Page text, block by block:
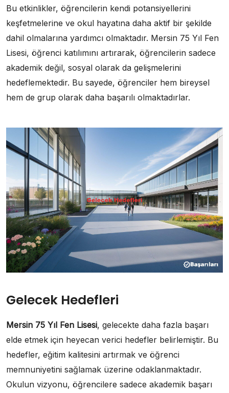
Bu etkinlikler, öğrencilerin kendi potansiyellerini
keşfetmelerine ve okul hayatına daha aktif bir şekilde
dahil olmalarına yardımcı olmaktadır. Mersin 75 Yıl Fen
Lisesi, öğrenci katılımını artırarak, öğrencilerin sadece
akademik değil, sosyal olarak da gelişmelerini
hedeflemektedir. Bu sayede, öğrenciler hem bireysel
hem de grup olarak daha başarılı olmaktadırlar.
Gelecek Hedefleri
Mersin 75 Yıl Fen Lisesi, gelecekte daha fazla başarı
elde etmek için heyecan verici hedefler belirlemiştir. Bu
hedefler, eğitim kalitesini artırmak ve öğrenci
memnuniyetini sağlamak üzerine odaklanmaktadır.
Okulun vizyonu, öğrencilere sadece akademik başarı